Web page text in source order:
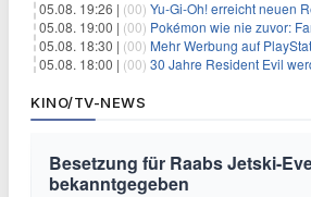
05.08. 19:26 | (00) Yu‑Gi‑Oh! erreicht neuen
05.08. 19:00 | (00) Pokémon wie nie zuvor: Fan-Mod bringt
05.08. 18:30 | (00) Mehr Werbung auf PlayStation? Sony
05.08. 18:00 | (00) 30 Jahre Resident Evil werden
KINO/TV-NEWS
Besetzung für Raabs Jetski-
bekanntgegeben